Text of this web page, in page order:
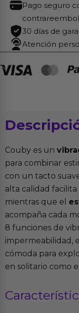
Pago seguro
30 días de
Atención
Couby es un
para combinar
con un tacto
alta calidad facilita
mientras que el
acompaña cada
8 funciones de
impermeabilidad,
cómoda para
en solitario como